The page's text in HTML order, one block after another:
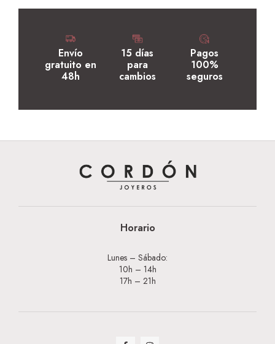
Envío
gratuito en
48h
15 días
para
cambios
Pagos
100%
seguros
Horario
Lunes – Sábado:
10h – 14h
17h – 21h